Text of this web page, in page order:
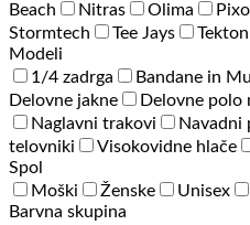
Beach
Nitras Olima Pixo
Stormtech
Tee Jays
Modeli
1/4 zadrga
Bandane in
Delovne jakne
Delovne polo
Naglavni trakovi
Navadni
telovniki
Visokovidne hlače
Spol
Moški
Ženske Unisex
Barvna skupina